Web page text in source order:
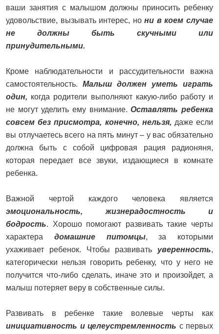
ваши занятия с малышом должны приносить ребенку
удовольствие, вызывать интерес, нони в коем случае
не должны быть скучными или
принудительными.
Кроме наблюдательности и рассудительности важна
самостоятельность. Малыш должен уметь играть
один, когда родители выполняют какую-либо работу и
не могут уделить ему внимание.Оставлять ребенка
совсем без присмотра, конечно, нельзя, даже если
вы отлучаетесь всего на пять минут – у вас обязательно
должна быть с собой цифровая рация радионяня,
которая передает все звуки, издающиеся в комнате
ребенка.
Важной чертой каждого человека является
эмоциональность, жизнерадостность и
бодрость. Хорошо помогают развивать такие черты
характера домашние питомцы, за которыми
ухаживает ребенок. Чтобы развивать уверенность,
категорически нельзя говорить ребенку, что у него не
получится что-либо сделать, иначе это и произойдет, а
малыш потеряет веру в собственные силы.
Развивать в ребенке такие волевые черты как
инициативность и целеустремленность с первых